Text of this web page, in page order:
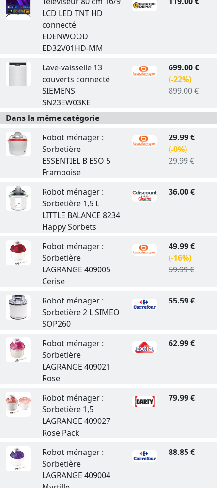
LCD LED TNT HD
connecté
EDENWOOD
ED32V01HD-MM
Lave-vaisselle 13
couverts connecté
SIEMENS
SN23EW03KE
699.00 €
(-22%)
899.00 €
Dans la même catégorie
Robot ménager :
Sorbetière
ESSENTIEL B ESO 5
Framboise
29.99 €
(-0%)
29.99 €
Robot ménager :
Sorbetière 1,5 L
LITTLE BALANCE 8234
Happy Sorbets
36.00 €
Robot ménager :
Sorbetière
LAGRANGE 409005
Cerise
49.99 €
(-16%)
59.99 €
Robot ménager :
Sorbetière 2 L SIMEO
SOP260
55.59 €
Robot ménager :
Sorbetière
LAGRANGE 409021
Rose
62.99 €
Robot ménager :
Sorbetière 1,5
LAGRANGE 409027
Rose Pack
79.99 €
Robot ménager :
Sorbetière
LAGRANGE 409004
88.85 €